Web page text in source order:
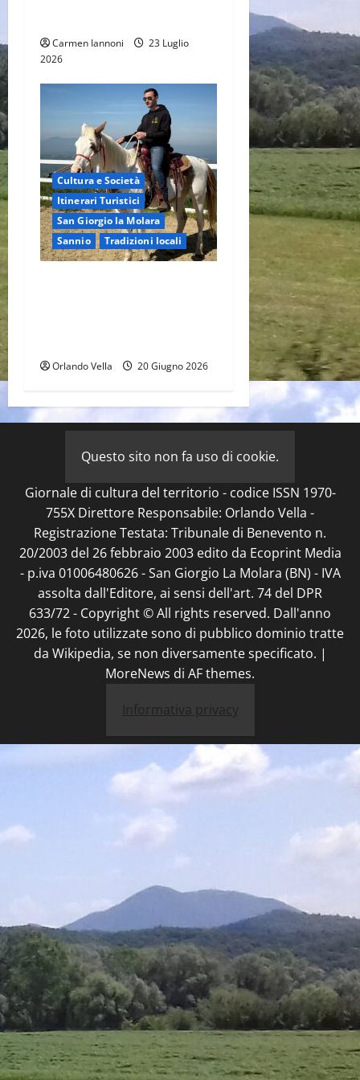
Carmen Iannoni
23 Luglio
2026
Cultura e Società
Itinerari Turistici
San Giorgio la Molara
Sannio
Tradizioni locali
Orlando Vella 20 Giugno 2026
Questo sito non fa uso di cookie.
Giornale di cultura del territorio - codice ISSN 1970-
755X Direttore Responsabile: Orlando Vella -
Registrazione Testata: Tribunale di Benevento n.
20/2003 del 26 febbraio 2003 edito da Ecoprint Media
- p.iva 01006480626 - San Giorgio La Molara (BN) - IVA
assolta dall'Editore, ai sensi dell'art. 74 del DPR
633/72 - Copyright © All rights reserved. Dall'anno
2026, le foto utilizzate sono di pubblico dominio tratte
da Wikipedia, se non diversamente specificato. |
MoreNews di AF themes.
Informativa privacy